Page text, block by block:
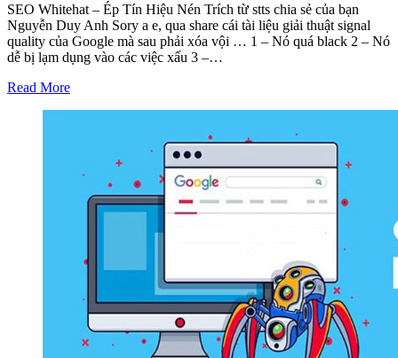
SEO Whitehat – Ép Tín Hiệu Nén Trích từ stts chia sẻ của bạn
Nguyễn Duy Anh Sory a e, qua share cái tài liệu giải thuật signal
quality của Google mà sau phải xóa vội … 1 – Nó quá black 2 – Nó
dễ bị lạm dụng vào các việc xấu 3 –…
Read More